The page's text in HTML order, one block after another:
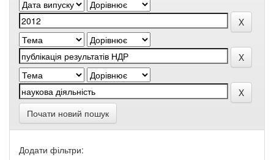
Почати новий пошук
Додати фільтри: